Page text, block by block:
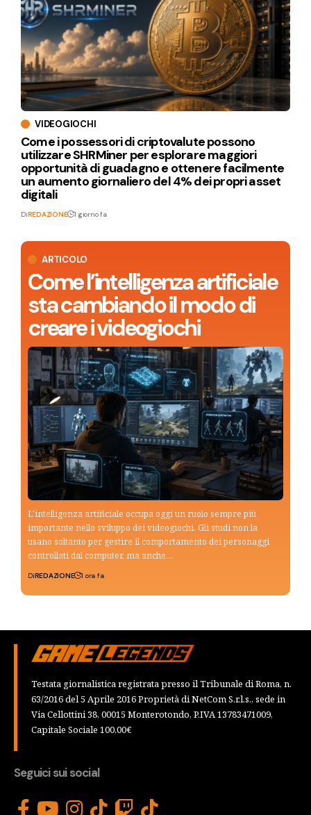
ARTICOLO
Come l’intelligenza artificiale
sta cambiando il modo di
creare i videogiochi
L'intelligenza artificiale occupa oggi un ruolo sempre più
importante nello sviluppo dei videogiochi. Gli studi non la
usano soltanto per gestire il comportamento dei personaggi
controllati dal computer, ma anche…
DiREDAZIONE 1 ora fa
VIDEOGIOCHI
Come i possessori di criptovalute possono
utilizzare SHRMiner per esplorare maggiori
opportunità di guadagno e ottenere facilmente
un aumento giornaliero del 4% dei propri asset
digitali
DiREDAZIONE 1 giorno fa
Testata giornalistica registrata presso il Tribunale di Roma, n.
63/2016 del 5 Aprile 2016 Proprietà di NetCom S.r.l.s., sede in
Via Cellottini 38, 00015 Monterotondo, P.IVA 13783471009,
Capitale Sociale 100,00€
Seguici sui social